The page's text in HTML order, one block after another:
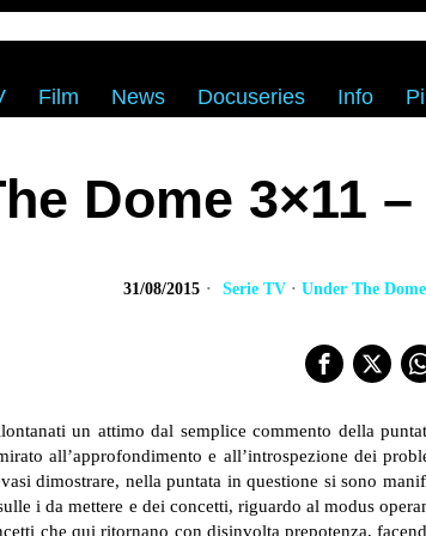
Film News Docuseries Info
Dome 3×11
31/08/2015 Serie TV · Under The Dome
un attimo dal semplice commento della
all’approfondimento e all’introspezione dei
dimostrare, nella puntata in questione si sono
i da mettere e dei concetti, riguardo al modus
che qui ritornano con disinvolta prepotenza,